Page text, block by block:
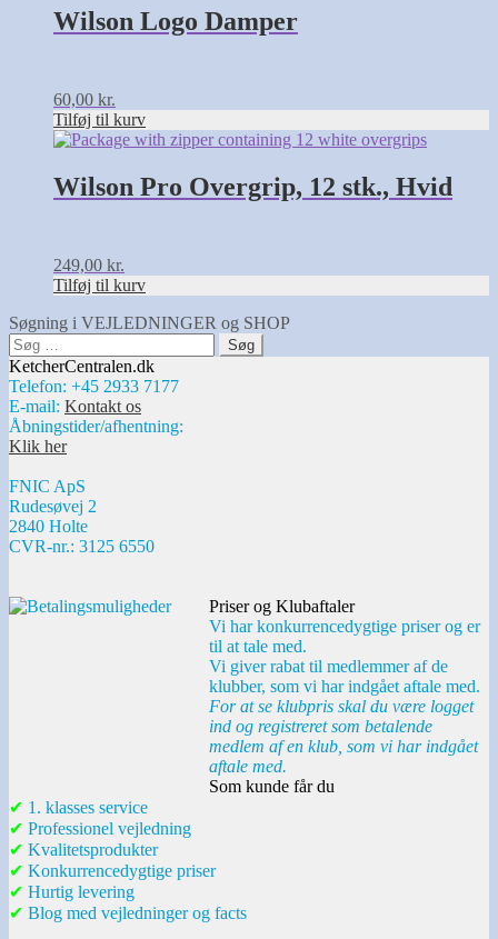
Wilson Logo Damper
60,00 kr.
Tilføj til kurv
Wilson Pro Overgrip, 12 stk., Hvid
249,00 kr.
Tilføj til kurv
Søgning i VEJLEDNINGER og SHOP
Søg
efter:
KetcherCentralen.dk
Telefon: +45 2933 7177
E-mail: Kontakt os
Åbningstider/afhentning:
Klik her
FNIC ApS
Rudesøvej 2
2840 Holte
CVR-nr.: 3125 6550
Priser og Klubaftaler
Vi har konkurrencedygtige priser og er
til at tale med.
Vi giver rabat til medlemmer af de
klubber, som vi har indgået aftale med.
For at se klubpris skal du være logget
ind og registreret som betalende
medlem af en klub, som vi har indgået
aftale med.
Som kunde får du
✔ 1. klasses service
✔ Professionel vejledning
✔ Kvalitetsprodukter
✔ Konkurrencedygtige priser
✔ Hurtig levering
✔ Blog med vejledninger og facts